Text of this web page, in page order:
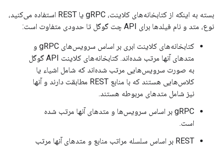
بسته به اینکه از کتابخانه‌های کلاینت، gRPC یا REST استفاده می‌کنید،
نوع، متد و نام فیلدها برای API چت گوگل تا حدودی متفاوت است:
کتابخانه‌های کلاینت ابری بر اساس سرویس‌های gRPC و
متدهای آنها مرتب شده‌اند. کتابخانه‌های کلاینت API گوگل
به صورت سرویس‌هایی مرتب شده‌اند که شامل اشیاء یا
کلاس‌هایی هستند که با منابع REST مطابقت دارند و آنها
نیز شامل متدهای مربوطه هستند.
gRPC بر اساس سرویس‌ها و متدهای آنها مرتب شده
است.
REST بر اساس سلسله مراتب منابع و متدهای آنها مرتب